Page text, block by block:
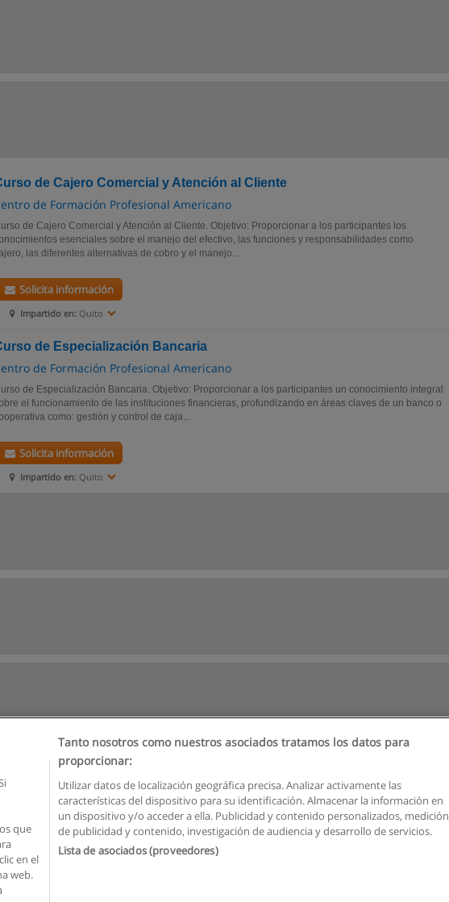
de Cajero Comercial y Atención al Cliente
de Formación Profesional Americano
de Cajero Comercial y Atención al Cliente. Objetivo: Proporcionar a los participantes los
esenciales sobre el manejo del efectivo, las funciones y responsabilidades como
las diferentes alternativas de cobro y el manejo...
Impartido en: Quito
Solicita información
de Especialización Bancaria
de Formación Profesional Americano
de Especialización Bancaria. Objetivo: Proporcionar a los participantes un conocimiento integral
el funcionamiento de las instituciones financieras, profundizando en áreas claves de un banco o
como: gestión y control de caja...
Impartido en: Quito
Solicita información
Privacidad de datos Contactar con Educaedu
Business S.L. - CIF : B-95610580: - www.educaedu.com.ec
que
en el
web.
Tanto nosotros como nuestros asociados tratamos los datos para
proporcionar:
Utilizar datos de localización geográfica precisa. Analizar activamente las
características del dispositivo para su identificación. Almacenar la información en
un dispositivo y/o acceder a ella. Publicidad y contenido personalizados, medición
de publicidad y contenido, investigación de audiencia y desarrollo de servicios.
Lista de asociados (proveedores)